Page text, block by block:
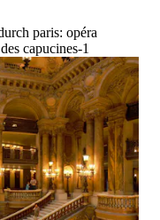
paris: opéra
capucines-1